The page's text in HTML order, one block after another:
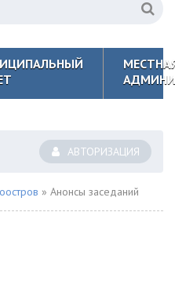
АВТОРИЗАЦИЯ
» Анонсы заседаний